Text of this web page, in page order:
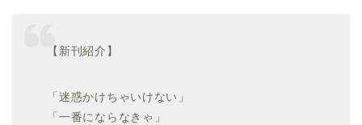
【新刊紹介】
「迷惑かけちゃいけない」
「一番にならなきゃ」